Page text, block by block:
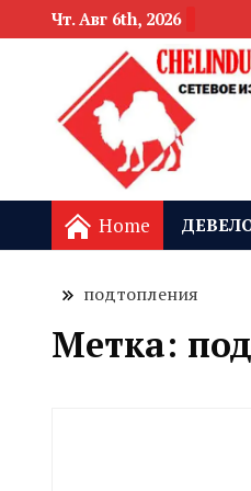
Чт. Авг 6th, 2026
Home
подтопления
Метка: